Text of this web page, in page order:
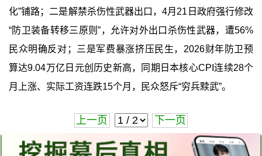
化”铺路；二是解禁杀伤性武器出口，4月21日政府强行修改
“防卫装备转移三原则”，允许对外出口杀伤性武器，遭56%
民众明确反对；三是军费暴涨挤压民生，2026财年防卫预
算达9.04万亿日元创历史新高，同期日本核心CPI连续28个
月上涨、实际工资连跌15个月，民众怒斥“穷兵黩武”。
上一页 下一页